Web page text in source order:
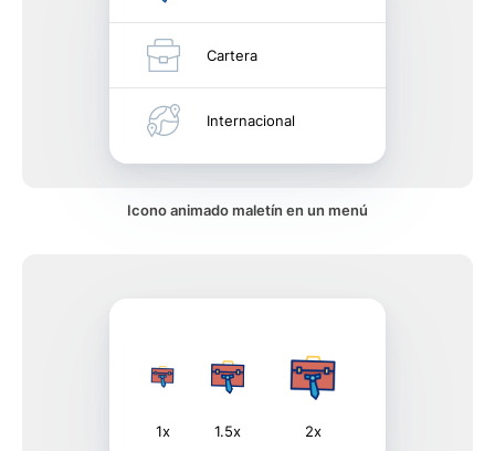
Cartera
Internacional
Icono animado maletín en un menú
1x 1.5x 2x